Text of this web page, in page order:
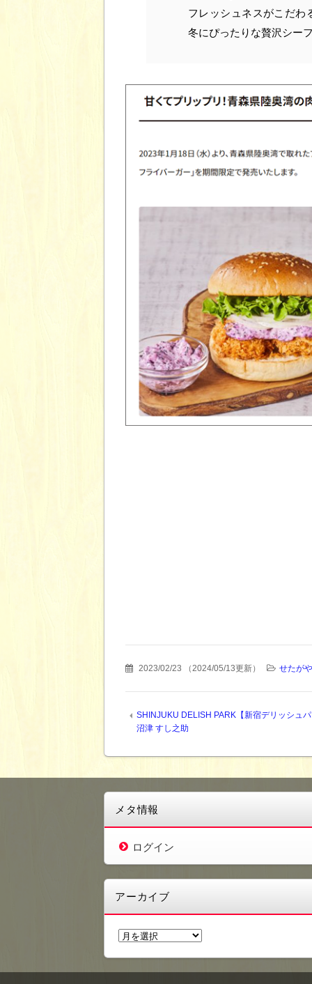
フレッシュネスがこだわ
冬にぴったりな贅沢シー
2023/02/23 （ 2024/05/13更新） せたが
SHINJUKU DELISH PARK【新宿デリッシュ
沼津 すし之助
メタ情報
ログイン
アーカイブ
ア